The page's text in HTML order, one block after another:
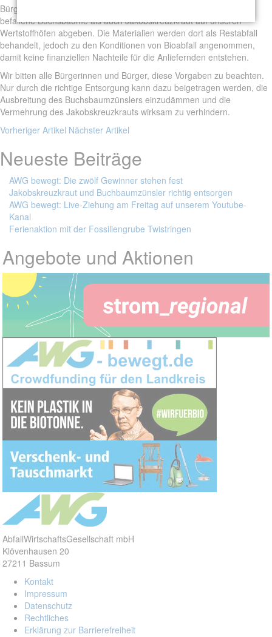
Bürgerinnen und Bürger können sowohl vom Buchsbaumzünsler
befallene Buchsbäume als auch Jakobskreuzkraut auf unseren
Wertstoffhöfen abgeben. Die Materialien werden dort als Restabfall
behandelt, jedoch zu den Konditionen von Bioabfall angenommen,
damit keine finanziellen Nachteile für die Anliefernden entstehen.
Wir bitten alle Bürgerinnen und Bürger, diese Vorgaben zu beachten.
Nur durch die richtige Entsorgung kann dazu beigetragen werden, die
Ausbreitung des Buchsbaumzünslers einzudämmen und die
Vermehrung des Jakobskreuzkrauts wirksam zu verhindern.
Vorheriger Artikel Nächster Artikel
Neueste Beiträge
AWG bewegt: Die zwölf Gewinner stehen fest
Jakobskreuzkraut und Buchbaumzünsler richtig entsorgen
AWG bewegt: Live-Ziehung am Freitag auf unserem Youtube-
Kanal
Ferienaktion mit der Fossiliengrube Twistringen
Angebote und Aktionen
AbfallWirtschaftsGesellschaft mbH
Klövenhausen 20
27211 Bassum
Kontakt
Impressum
Datenschutz
Rechtliches
Erklärung zur Barrierefreiheit